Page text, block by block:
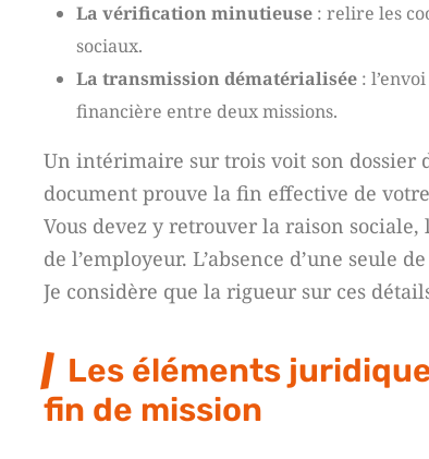
La vérification minutieuse : relire les
sociaux.
La transmission dématérialisée :
financière entre deux missions.
Un intérimaire sur trois voit son dossier
document prouve la fin effective de
Vous devez y retrouver la raison
de l’employeur. L’absence d’une
Je considère que la rigueur sur ces
Les éléments
fin de mission